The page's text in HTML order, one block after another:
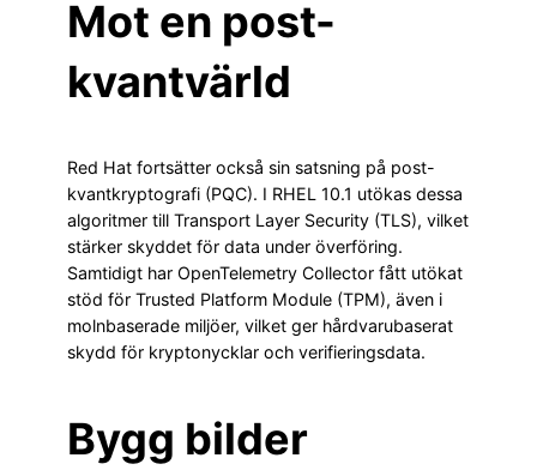
Mot en post-
kvantvärld
Red Hat fortsätter också sin satsning på post-
kvantkryptografi (PQC). I RHEL 10.1 utökas dessa
algoritmer till Transport Layer Security (TLS), vilket
stärker skyddet för data under överföring.
Samtidigt har OpenTelemetry Collector fått utökat
stöd för Trusted Platform Module (TPM), även i
molnbaserade miljöer, vilket ger hårdvarubaserat
skydd för kryptonycklar och verifieringsdata.
Bygg bilder